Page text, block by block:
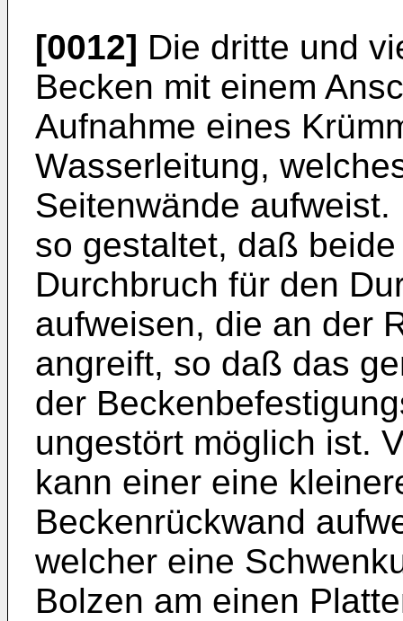
[0012] Die dritte und
Becken mit einem
Aufnahme eines
Wasserleitung,
Seitenwände
so gestaltet, daß
Durchbruch für den
aufweisen, die an der
angreift, so daß das
der
ungestört möglich ist.
kann einer eine
Beckenrückwand
welcher eine
Bolzen am einen